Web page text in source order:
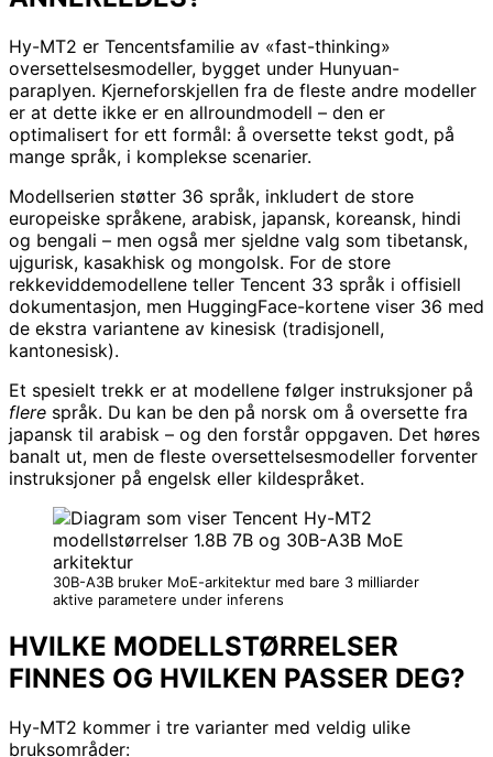
Hy-MT2 er Tencentsfamilie av «fast-thinking»
oversettelsesmodeller, bygget under Hunyuan-
paraplyen. Kjerneforskjellen fra de fleste andre modeller
er at dette ikke er en allroundmodell – den er
optimalisert for ett formål: å oversette tekst godt, på
mange språk, i komplekse scenarier.
Modellserien støtter 36 språk, inkludert de store
europeiske språkene, arabisk, japansk, koreansk, hindi
og bengali – men også mer sjeldne valg som tibetansk,
ujgurisk, kasakhisk og mongolsk. For de store
rekkeviddemodellene teller Tencent 33 språk i offisiell
dokumentasjon, men HuggingFace-kortene viser 36 med
de ekstra variantene av kinesisk (tradisjonell,
kantonesisk).
Et spesielt trekk er at modellene følger instruksjoner på
flere språk. Du kan be den på norsk om å oversette fra
japansk til arabisk – og den forstår oppgaven. Det høres
banalt ut, men de fleste oversettelsesmodeller forventer
instruksjoner på engelsk eller kildespråket.
30B-A3B bruker MoE-arkitektur med bare 3 milliarder
aktive parametere under inferens
HVILKE MODELLSTØRRELSER
FINNES OG HVILKEN PASSER DEG?
Hy-MT2 kommer i tre varianter med veldig ulike
bruksområder: